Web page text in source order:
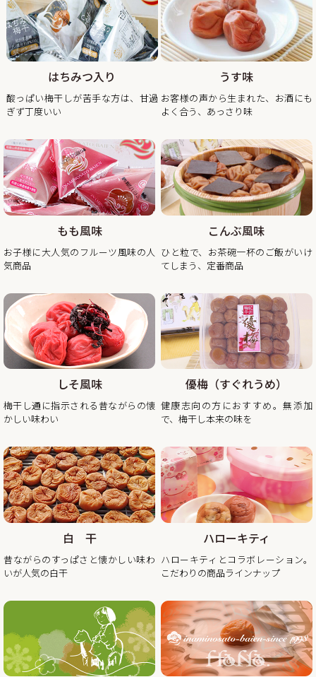
平素は格別のご高配を賜り厚く御礼申し上げます。
おかげさまで当社は創立50周年を迎え、皆さまへの感謝の気
持ちを込めて、【当社創立50周年記念キャンペーン】紀州南
高梅のくずれ梅を大特価、送料込・税込1,200円で販売させ
見た目が少し崩れただけで味は一級品のくずれ梅をぜひこの
機会にご賞味ください。
年末年始期間中の営業日の営業のお知らせ
平素は格別のご高配を賜り厚く御礼申し上げます。
表記の件、下記の通りご案内させていただきます。
何かとご迷惑をお掛け致しますが、何卒ご理解とご協力を賜
りますよう宜しくお願い致します。
※2025年12月20日（土曜日）以降の注文分は2026年1月6日
（火曜日）以降の出荷。
2025年12月26日（金曜日）
最終出荷日
2025年12月28日（土曜日）～ 2026年1月4日（日曜
日） 休 業 日
2026年1月5日（月曜
日） 平常通り営業
※出荷開始は2026年1月6日（火曜日）より順次発送。
休業日後は、大変混雑が予想されますのであらかじめのご注
2025/11/10
秋・冬の梅干しお買い得企画を開催！2025年最終セール
この度、ご家庭用梅干1kg×2個セットが大変お得にお買い求
めいただけるお買い得企画を開催します。また、期間中当企
画の商品をご購入いただいたお客様全員に「金山寺味噌」も
昨年の100年に1度の梅の大凶作に続き、和歌山県全体で今年
の4月に降った雹（ひょう）被害により、2年連続の梅の大凶
中でも天災にも負けず強く育った梅を皆さまの元へお届けし
たい、そんな想いから秋冬のお買い得企画を開催させていた
2025/08/29
はちみつ入り
酸っぱい梅干しが苦手な方は、甘過
ぎず丁度いい
うす味
お客様の声から生まれた、お酒にも
よく合う、あっさり味
もも風味
お子様に大人気のフルーツ風味の人
気商品
こんぶ風味
ひと粒で、お茶碗一杯のご飯がいけ
てしまう、定番商品
しそ風味
梅干し通に指示される昔ながらの懐
かしい味わい
優梅（すぐれうめ）
健康志向の方におすすめ。無添加
で、梅干し本来の味を
白 干
昔ながらのすっぱさと懐かしい味わ
いが人気の白干
ハローキティ
ハローキティとコラボレーション。
こだわりの商品ラインナップ